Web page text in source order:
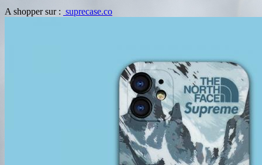
A shopper sur : suprecase.co